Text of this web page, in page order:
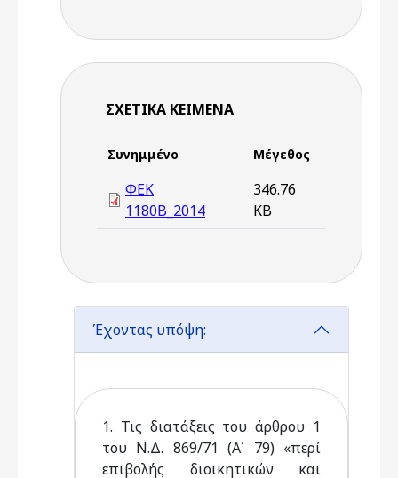
ΣΧΕΤΙΚΆ ΚΕΊΜΕΝΑ
Συνημμένο Μέγεθος
ΦΕΚ
1180Β_2014
346.76
KB
Έχοντας υπόψη:
1. Τις διατάξεις του άρθρου 1
του Ν.Δ. 869/71 (Α΄ 79) «περί
επιβολής διοικητικών και